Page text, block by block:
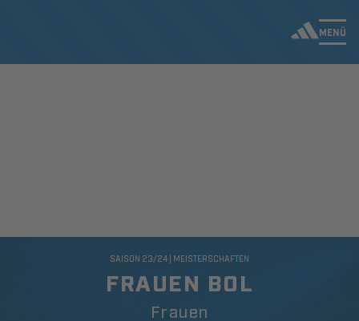
MENÜ
FRAUEN BOL
Frauen
SAISON 23/24 | MEISTERSCHAFTEN